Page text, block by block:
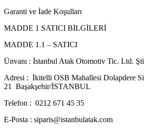
Garanti ve İade Koşulları
MADDE 1 SATICI BİLGİLERİ
MADDE 1.1 – SATICI
Ünvanı : İstanbul Atak Otomotiv Tic. Ltd.
Adresi : İkitelli OSB Mahallesi Dolapdere
21 Başakşehir/İSTANBUL
Telefon : 0212 671 45 35
E-Posta : siparis@istanbulatak.com